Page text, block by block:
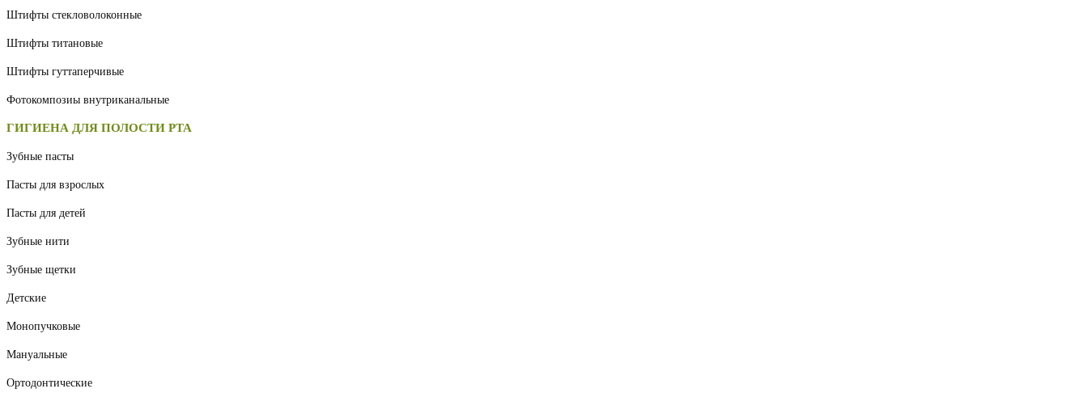
Штифты стекловолоконные
Штифты титановые
Штифты гуттаперчивые
Фотокомпозиы внутриканальные
ГИГИЕНА ДЛЯ ПОЛОСТИ РТА
Зубные пасты
Пасты для взрослых
Пасты для детей
Зубные нити
Зубные щетки
Детские
Монопучковые
Мануальные
Ортодонтические